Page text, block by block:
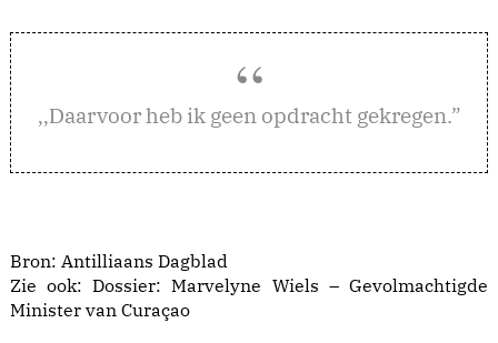
,,Daarvoor heb ik geen opdracht gekregen.”
Bron: Antilliaans Dagblad
Zie ook: Dossier: Marvelyne Wiels – Gevolmachtigde
Minister van Curaçao